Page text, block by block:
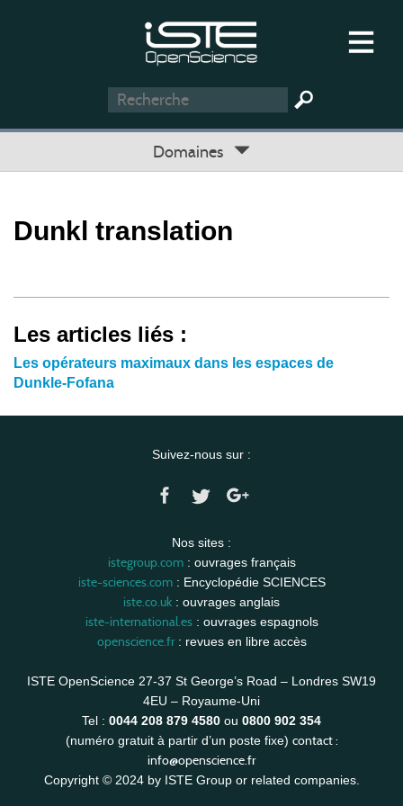
Domaines
Dunkl translation
Les articles liés :
Les opérateurs maximaux dans les espaces de
Dunkle-Fofana
Suivez-nous sur :
Nos sites :
istegroup.com: ouvrages français
iste-sciences.com: Encyclopédie SCIENCES
iste.co.uk : ouvrages anglais
iste-international.es: ouvrages espagnols
openscience.fr: revues en libre accès
ISTE OpenScience 27-37 St George’s Road – Londres SW19
4EU – Royaume-Uni
Tel : 0044 208 879 4580 ou 0800 902 354
(numéro gratuit à partir d’un poste fixe) contact :
info@openscience.fr
Copyright © 2024 by ISTE Group or related companies.